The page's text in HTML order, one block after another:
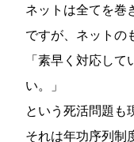
ネットは全てを巻
ですが、ネットの
「素早く対応し
い。」
という死活問題も
それは年功序列制